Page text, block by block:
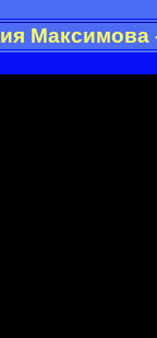
Максимова